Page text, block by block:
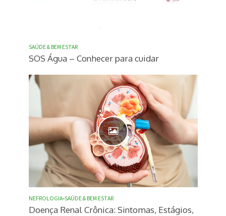
SAÚDE & BEM ESTAR
SOS Água – Conhecer para cuidar
NEFROLOGIA•SAÚDE & BEM ESTAR
Doença Renal Crônica: Sintomas, Estágios,